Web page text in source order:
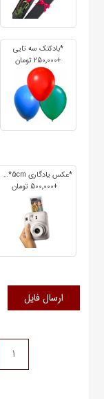
*بادکنک سه تایی
+250٬000 تومان
*عکس یادگاری 7cm*5cm
+500٬000 تومان
ارسال فایل